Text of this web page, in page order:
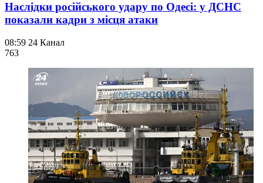
Наслідки російського удару по Одесі: у ДСНС
показали кадри з місця атаки
08:59 24 Канал
763